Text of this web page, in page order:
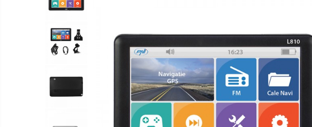
Masinute Electrice
Electrice si Electronice
Electrocasnice Mici
Audio & Video